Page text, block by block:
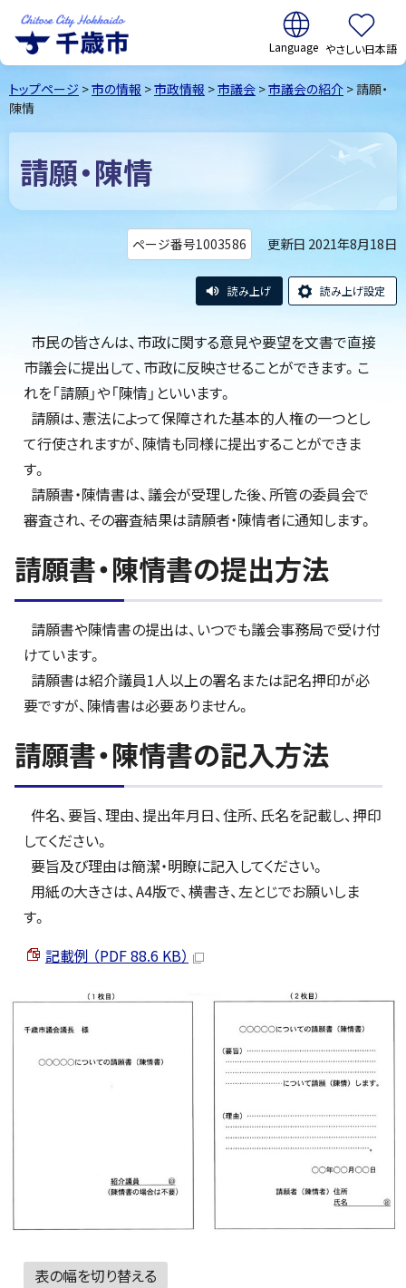
千歳市Chitose
City Hokkaido
翻訳:
やさしい日本語
トップページ >市の情報 >市政情報 >市議会 >市議会の紹介 > 請願・
陳情
請願・陳情
ページ番号1003586 更新日 2021年8月18日
読み上げ 読み上げ設定
市民の皆さんは、市政に関する意見や要望を文書で直接
市議会に提出して、市政に反映させることができます。こ
れを「請願」や「陳情」といいます。
請願は、憲法によって保障された基本的人権の一つとし
て行使されますが、陳情も同様に提出することができま
す。
請願書・陳情書は、議会が受理した後、所管の委員会で
審査され、その審査結果は請願者・陳情者に通知します。
請願書・陳情書の提出方法
請願書や陳情書の提出は、いつでも議会事務局で受け付
けています。
請願書は紹介議員1人以上の署名または記名押印が必
要ですが、陳情書は必要ありません。
請願書・陳情書の記入方法
件名、要旨、理由、提出年月日、住所、氏名を記載し、押印
してください。
要旨及び理由は簡潔・明瞭に記入してください。
用紙の大きさは、A4版で、横書き、左とじでお願いしま
す。
記載例 （PDF 88.6 KB）
表の幅を切り替える